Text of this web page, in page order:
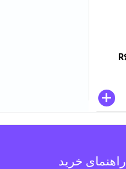
راهنمای خرید